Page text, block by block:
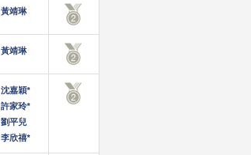
黃靖琳
黃靖琳
沈嘉穎*
許家玲*
劉平兒
李欣禧*